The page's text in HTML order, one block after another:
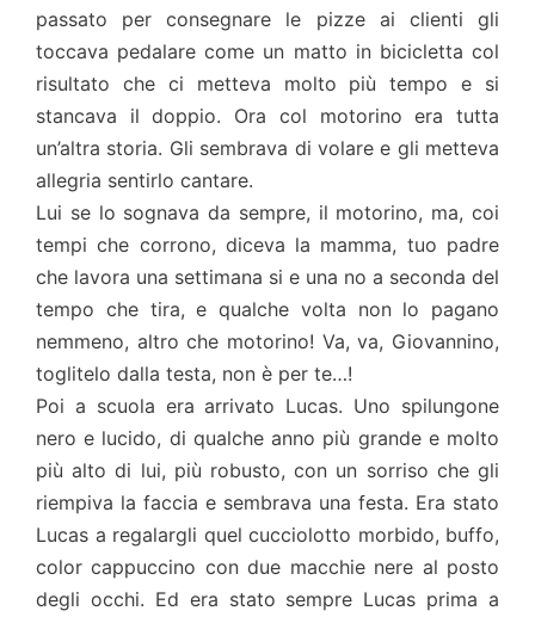
passato per consegnare le pizze ai clienti gli
toccava pedalare come un matto in bicicletta col
risultato che ci metteva molto più tempo e si
stancava il doppio. Ora col motorino era tutta
un’altra storia. Gli sembrava di volare e gli metteva
allegria sentirlo cantare.
Lui se lo sognava da sempre, il motorino, ma, coi
tempi che corrono, diceva la mamma, tuo padre
che lavora una settimana si e una no a seconda del
tempo che tira, e qualche volta non lo pagano
nemmeno, altro che motorino! Va, va, Giovannino,
toglitelo dalla testa, non è per te…!
Poi a scuola era arrivato Lucas. Uno spilungone
nero e lucido, di qualche anno più grande e molto
più alto di lui, più robusto, con un sorriso che gli
riempiva la faccia e sembrava una festa. Era stato
Lucas a regalargli quel cucciolotto morbido, buffo,
color cappuccino con due macchie nere al posto
degli occhi. Ed era stato sempre Lucas prima a